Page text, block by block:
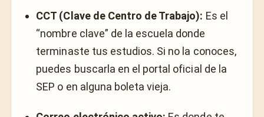
CCT (Clave de Centro de Trabajo): Es el
“nombre clave” de la escuela donde
terminaste tus estudios. Si no la conoces,
puedes buscarla en el portal oficial de la
SEP o en alguna boleta vieja.